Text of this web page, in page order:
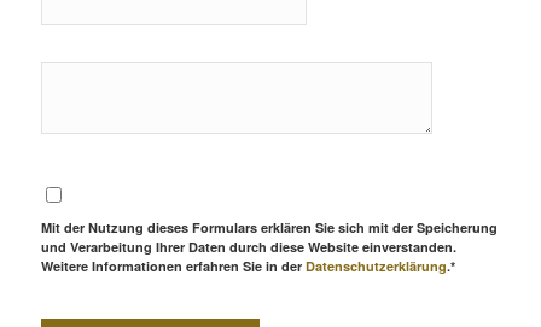
Mit der Nutzung dieses Formulars erklären Sie sich mit der Speicherung
und Verarbeitung Ihrer Daten durch diese Website einverstanden.
Weitere Informationen erfahren Sie in der Datenschutzerklärung.*